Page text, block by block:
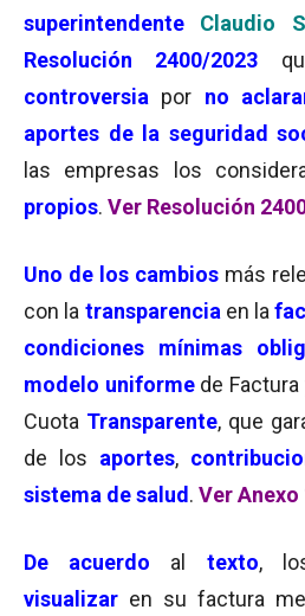
superintendente
Claudio
Resolución 2400/2023
controversia por no
aportes de la seguridad
las empresas los
propios. Ver Resolución
Uno de los cambios más
con la transparencia en la
condiciones mínimas
modelo uniforme de Factura
Cuota Transparente, que
de los aportes,
sistema de salud . Ver Anexo
De acuerdo al texto,
visualizar en su factura